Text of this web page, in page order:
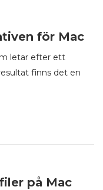
för Mac
letar efter ett
finns det en
på Mac